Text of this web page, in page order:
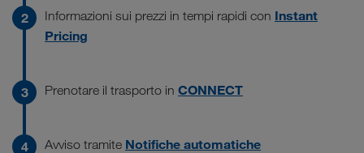
Informazioni sui prezzi in tempi rapidi con Instant
Pricing
Prenotare il trasporto in CONNECT
Avviso tramite Notifiche automatiche